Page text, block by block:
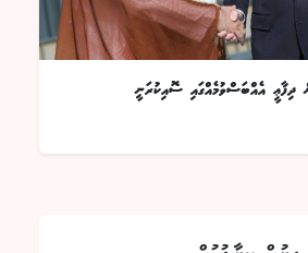
ދިފާޢީ އެއްބަސްވުމެއްގައި ސޮއިކުރަނީ